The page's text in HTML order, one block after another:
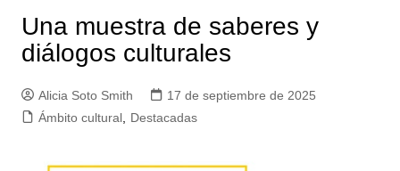
Una muestra de saberes y
diálogos culturales
Alicia Soto Smith
17 de septiembre de 2025
Ámbito cultural, Destacadas